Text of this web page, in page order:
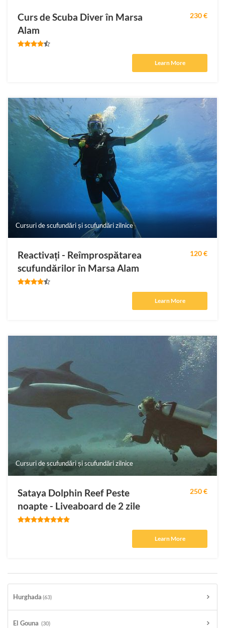
Hurghada (63)
El Gouna (30)
Curs de Scuba Diver în Marsa
Alam
230 €
Learn More
Cursuri de scufundări și scufundări zilnice
Reactivați - Reîmprospătarea
scufundărilor în Marsa Alam
120 €
Learn More
Cursuri de scufundări și scufundări zilnice
Sataya Dolphin Reef Peste
noapte - Liveaboard de 2 zile
250 €
Learn More